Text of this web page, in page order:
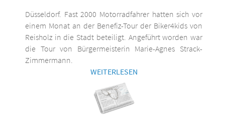
Düsseldorf. Fast 2000 Motorradfahrer hatten sich vor
einem Monat an der Benefiz-Tour der Biker4kids von
Reisholz in die Stadt beteiligt. Angeführt worden war
die Tour von Bürgermeisterin Marie-Agnes Strack-
Zimmermann.
WEITERLESEN